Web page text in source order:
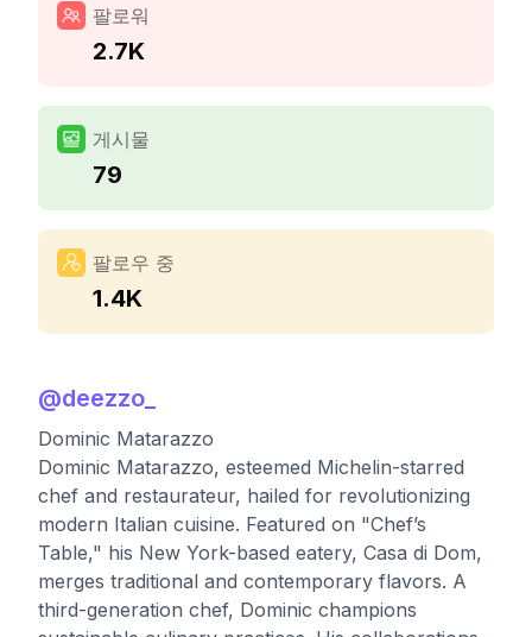
팔로워
2.7K
게시물
79
팔로우 중
1.4K
@deezzo_
Dominic Matarazzo
Dominic Matarazzo, esteemed Michelin-starred
chef and restaurateur, hailed for revolutionizing
modern Italian cuisine. Featured on "Chef’s
Table," his New York-based eatery, Casa di Dom,
merges traditional and contemporary flavors. A
third-generation chef, Dominic champions